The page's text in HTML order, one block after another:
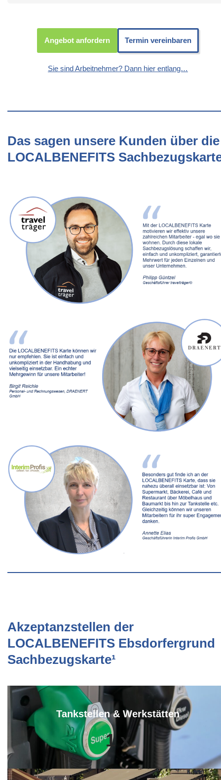
Angebot anfordern Termin vereinbaren
Sie sind Arbeitnehmer? Dann hier entlang…
Das sagen unsere Kunden über die
LOCALBENEFITS
Akzeptanzstellen der
LOCALBENEFITS Ebsdorfergrund
Sachbezugskarte¹
Tankstellen & Werkstätten
1 x